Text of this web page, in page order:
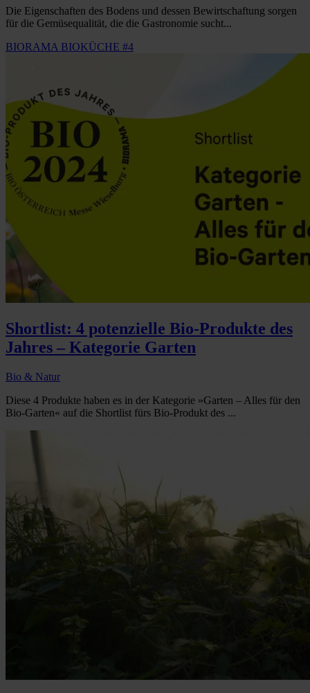
Die Eigenschaften des Bodens und dessen Bewirtschaftung sorgen
für die Gemüsequalität, die die Gastronomie sucht...
BIORAMA BIOKÜCHE #4
Shortlist: 4 potenzielle Bio-Produkte des
Jahres – Kategorie Garten
Bio & Natur
Diese 4 Produkte haben es in der Kategorie »Garten – Alles für den
Bio-Garten« auf die Shortlist fürs Bio-Produkt des ...